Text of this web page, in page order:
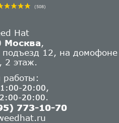
(508)
Hat
Москва
12, на домофоне
2 этаж.
работы:
20:00
20:00
773-10-70